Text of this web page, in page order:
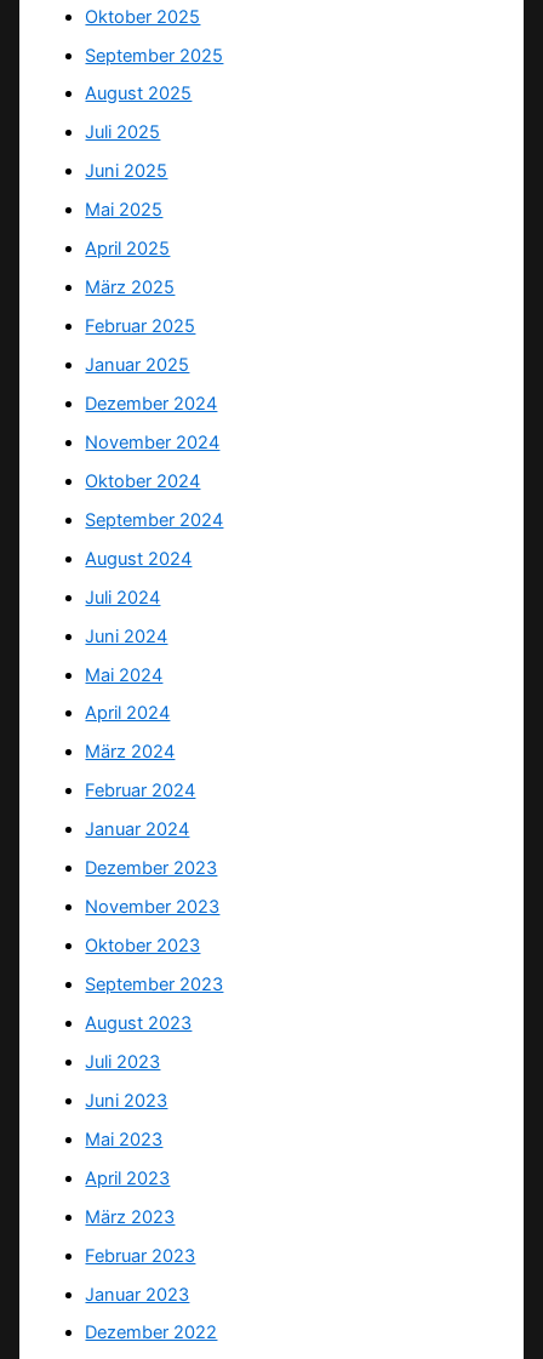
Oktober 2025
September 2025
August 2025
Juli 2025
Juni 2025
Mai 2025
April 2025
März 2025
Februar 2025
Januar 2025
Dezember 2024
November 2024
Oktober 2024
September 2024
August 2024
Juli 2024
Juni 2024
Mai 2024
April 2024
März 2024
Februar 2024
Januar 2024
Dezember 2023
November 2023
Oktober 2023
September 2023
August 2023
Juli 2023
Juni 2023
Mai 2023
April 2023
März 2023
Februar 2023
Januar 2023
Dezember 2022